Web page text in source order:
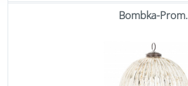
Bombka-Prom.